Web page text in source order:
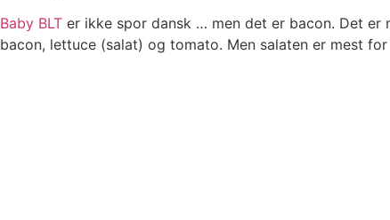
Baby BLT er ikke spor dansk … men det er bacon. Det er
bacon, lettuce (salat) og tomato. Men salaten er mest